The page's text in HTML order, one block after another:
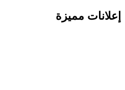
مميزة